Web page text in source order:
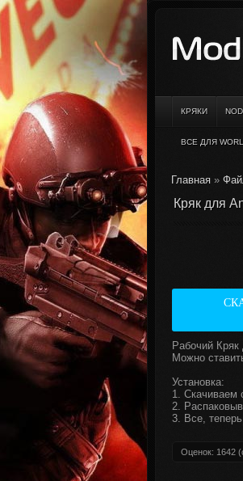
КРЯКИ
ВСЕ ДЛЯ
Главная »
Кряк для
Рабочий
Можно
Установка:
1. Скачиваем
2.
3. Все,
Оценок: 1642